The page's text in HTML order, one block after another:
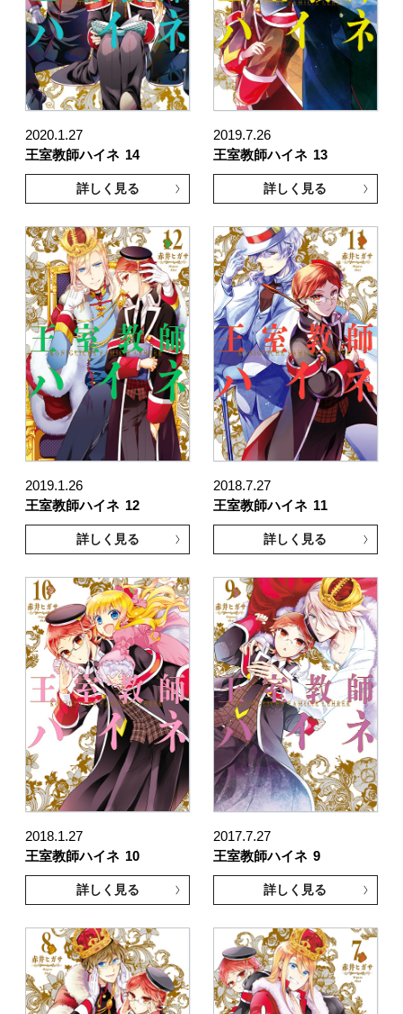
2020.1.27
王室教師ハイネ 14
詳しく見る
2019.7.26
王室教師ハイネ 13
詳しく見る
2019.1.26
王室教師ハイネ 12
詳しく見る
2018.7.27
王室教師ハイネ 11
詳しく見る
2018.1.27
王室教師ハイネ 10
詳しく見る
2017.7.27
王室教師ハイネ 9
詳しく見る